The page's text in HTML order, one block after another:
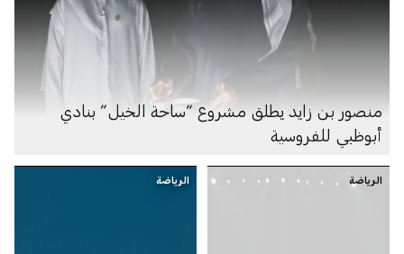
منصور بن زايد يطلق مشروع “ساحة الخيل” بنادي
أبوظبي للفروسية
الرياضة الرياضة